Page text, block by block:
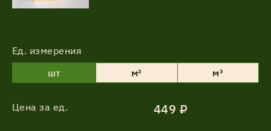
Ед. измерения
шт
м² м³
Цена за ед. 449 ₽